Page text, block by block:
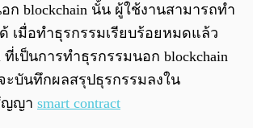
ก blockchain นั้น ผู้ใช้งานสามารถทำ
เมื่อทำธุรกรรมเรียบร้อยหมดแล้ว
ที่เป็นการทำธุรกรรมนอก blockchain
ะบันทึกผลสรุปธุรกรรมลงใน
ญญา smart contract